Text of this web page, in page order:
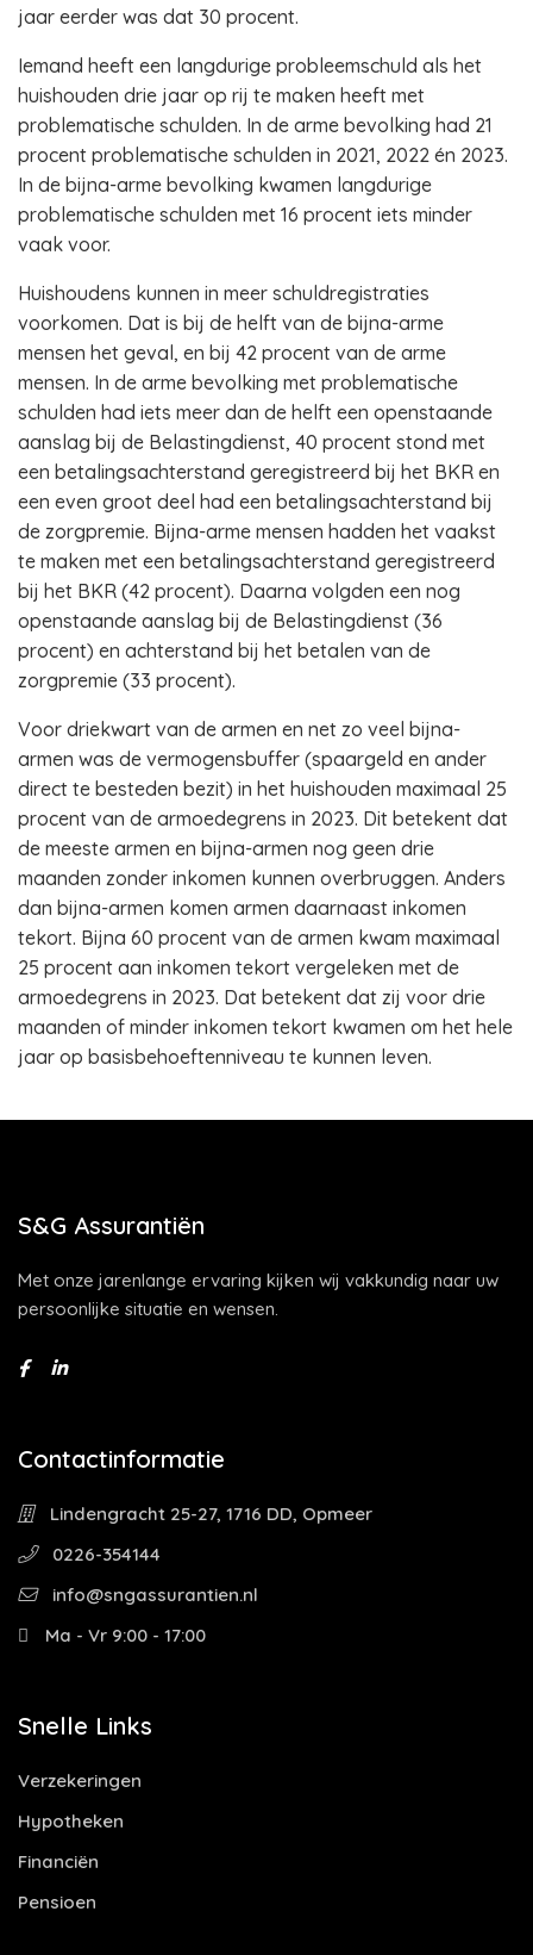
jaar eerder was dat 30 procent.
Iemand heeft een langdurige probleemschuld als het
huishouden drie jaar op rij te maken heeft met
problematische schulden. In de arme bevolking had 21
procent problematische schulden in 2021, 2022 én 2023.
In de bijna-arme bevolking kwamen langdurige
problematische schulden met 16 procent iets minder
vaak voor.
Huishoudens kunnen in meer schuldregistraties
voorkomen. Dat is bij de helft van de bijna-arme
mensen het geval, en bij 42 procent van de arme
mensen. In de arme bevolking met problematische
schulden had iets meer dan de helft een openstaande
aanslag bij de Belastingdienst, 40 procent stond met
een betalingsachterstand geregistreerd bij het BKR en
een even groot deel had een betalingsachterstand bij
de zorgpremie. Bijna-arme mensen hadden het vaakst
te maken met een betalingsachterstand geregistreerd
bij het BKR (42 procent). Daarna volgden een nog
openstaande aanslag bij de Belastingdienst (36
procent) en achterstand bij het betalen van de
zorgpremie (33 procent).
Voor driekwart van de armen en net zo veel bijna-
armen was de vermogensbuffer (spaargeld en ander
direct te besteden bezit) in het huishouden maximaal 25
procent van de armoedegrens in 2023. Dit betekent dat
de meeste armen en bijna-armen nog geen drie
maanden zonder inkomen kunnen overbruggen. Anders
dan bijna-armen komen armen daarnaast inkomen
tekort. Bijna 60 procent van de armen kwam maximaal
25 procent aan inkomen tekort vergeleken met de
armoedegrens in 2023. Dat betekent dat zij voor drie
maanden of minder inkomen tekort kwamen om het hele
jaar op basisbehoeftenniveau te kunnen leven.
S&G Assurantiën
Met onze jarenlange ervaring kijken wij vakkundig naar uw
persoonlijke situatie en wensen.
Contactinformatie
Lindengracht 25-27, 1716 DD, Opmeer
0226-354144
info@sngassurantien.nl
Ma - Vr 9:00 - 17:00
Snelle Links
Verzekeringen
Hypotheken
Financiën
Pensioen